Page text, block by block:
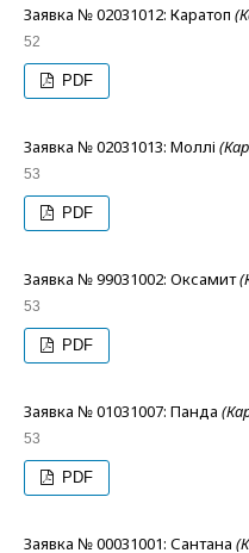
Заявка № 02031012: Каратоп
52
PDF
Заявка № 02031013: Моллі
53
PDF
Заявка № 99031002: Оксамит
53
PDF
Заявка № 01031007: Панда
53
PDF
Заявка № 00031001: Сантана